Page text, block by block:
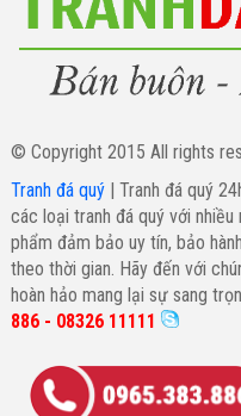
© Copyright 2015 All rights
Tranh đá quý | Tranh đá quý
các loại tranh đá quý với
phẩm đảm bảo uy tín, bảo
theo thời gian. Hãy đến với
hoàn hảo mang lại sự sang
886 - 08326 11111